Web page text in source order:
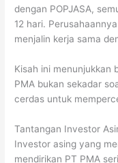
dengan POPJASA,
12 hari.
menjalin kerja sama
Kisah ini menunjukkan
PMA bukan sekadar
cerdas untuk
Tantangan Investor
Investor asing yang
mendirikan PT PMA